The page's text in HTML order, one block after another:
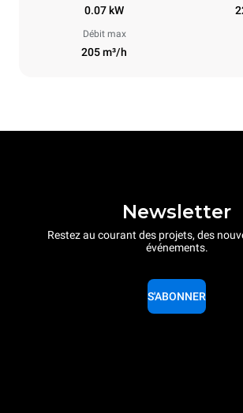
0.07 kW
Débit max
205 m³/h
Newsletter
Restez au courant des projets, des
événements.
S'ABONNER